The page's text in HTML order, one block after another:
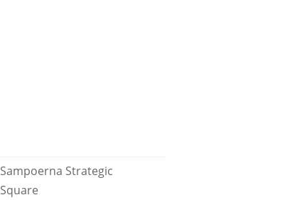
Sampoerna Strategic
Square